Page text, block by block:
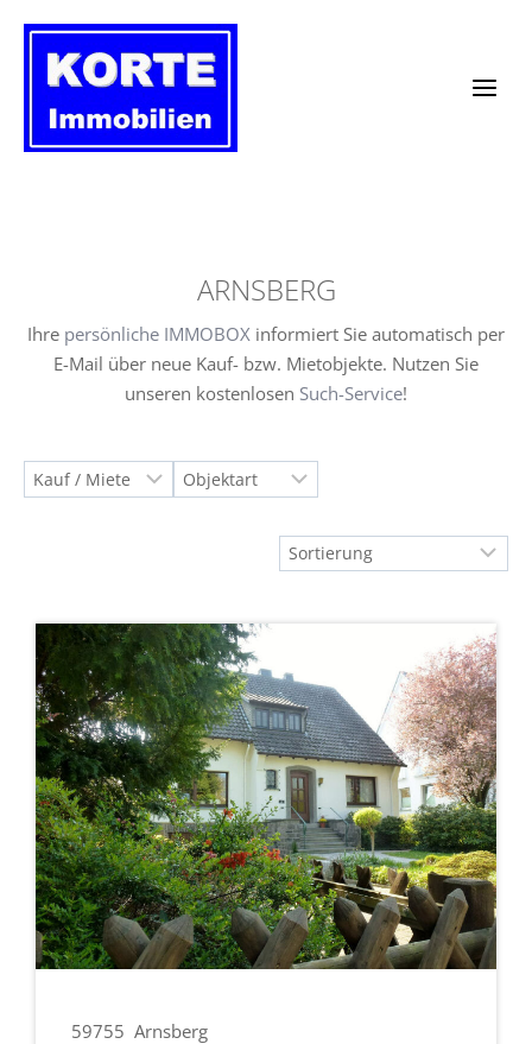
Inhalt
springen
ARNSBERG
Ihre persönliche IMMOBOX informiert Sie automatisch per
E-Mail über neue Kauf- bzw. Mietobjekte. Nutzen Sie
unseren kostenlosen Such-Service!
59755 Arnsberg